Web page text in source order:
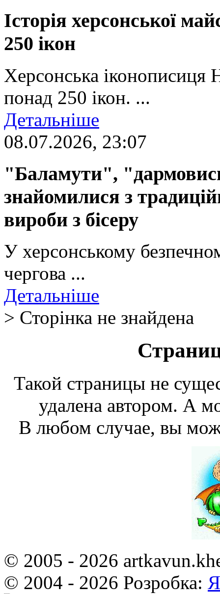
Історія херсонської
250 ікон
Херсонська іконописиця
понад 250 ікон. ...
Детальніше
08.07.2026, 23:07
"Баламути",
знайомилися з
вироби з бісеру
У херсонському
чергова ...
Детальніше
> Сторінка не знайдена
Такой страницы не
удалена автором. А
В любом случае, вы
© 2005 - 2026
© 2004 - 2026 Розробка: